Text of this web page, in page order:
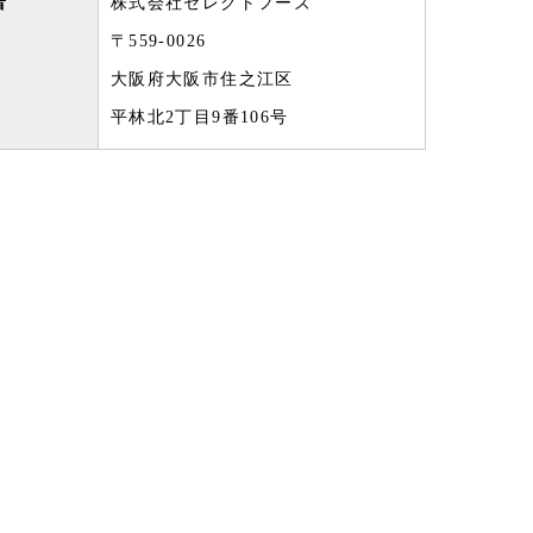
〒559-0026
大阪府大阪市住之江区
平林北2丁目9番106号